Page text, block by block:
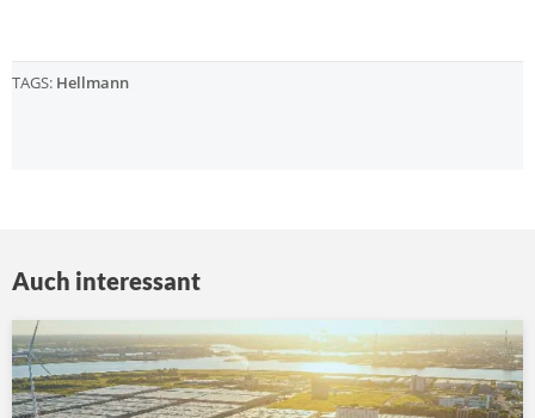
TAGS: Hellmann
Auch interessant